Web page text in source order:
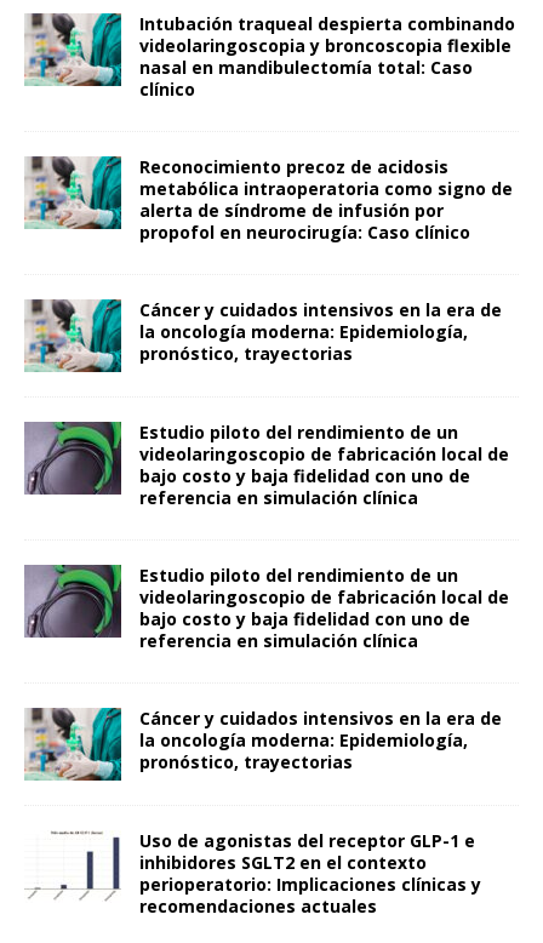
Intubación traqueal despierta combinando
videolaringoscopia y broncoscopia flexible
nasal en mandibulectomía total: Caso
clínico
Reconocimiento precoz de acidosis
metabólica intraoperatoria como signo de
alerta de síndrome de infusión por
propofol en neurocirugía: Caso clínico
Cáncer y cuidados intensivos en la era de
la oncología moderna: Epidemiología,
pronóstico, trayectorias
Estudio piloto del rendimiento de un
videolaringoscopio de fabricación local de
bajo costo y baja fidelidad con uno de
referencia en simulación clínica
Estudio piloto del rendimiento de un
videolaringoscopio de fabricación local de
bajo costo y baja fidelidad con uno de
referencia en simulación clínica
Cáncer y cuidados intensivos en la era de
la oncología moderna: Epidemiología,
pronóstico, trayectorias
Uso de agonistas del receptor GLP-1 e
inhibidores SGLT2 en el contexto
perioperatorio: Implicaciones clínicas y
recomendaciones actuales